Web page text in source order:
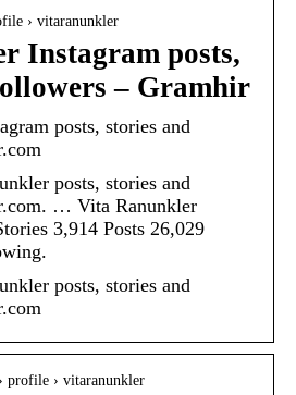
› vitaranunkler
Instagram posts,
– Gramhir
posts, stories and
posts, stories and
… Vita Ranunkler
3,914 Posts 26,029
posts, stories and
profile › vitaranunkler